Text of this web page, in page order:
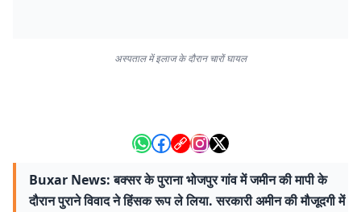
अस्पताल में इलाज के दौरान चारों घायल
Buxar News: बक्सर के पुराना भोजपुर गांव में जमीन की मापी के
दौरान पुराने विवाद ने हिंसक रूप ले लिया. सरकारी अमीन की मौजूदगी में